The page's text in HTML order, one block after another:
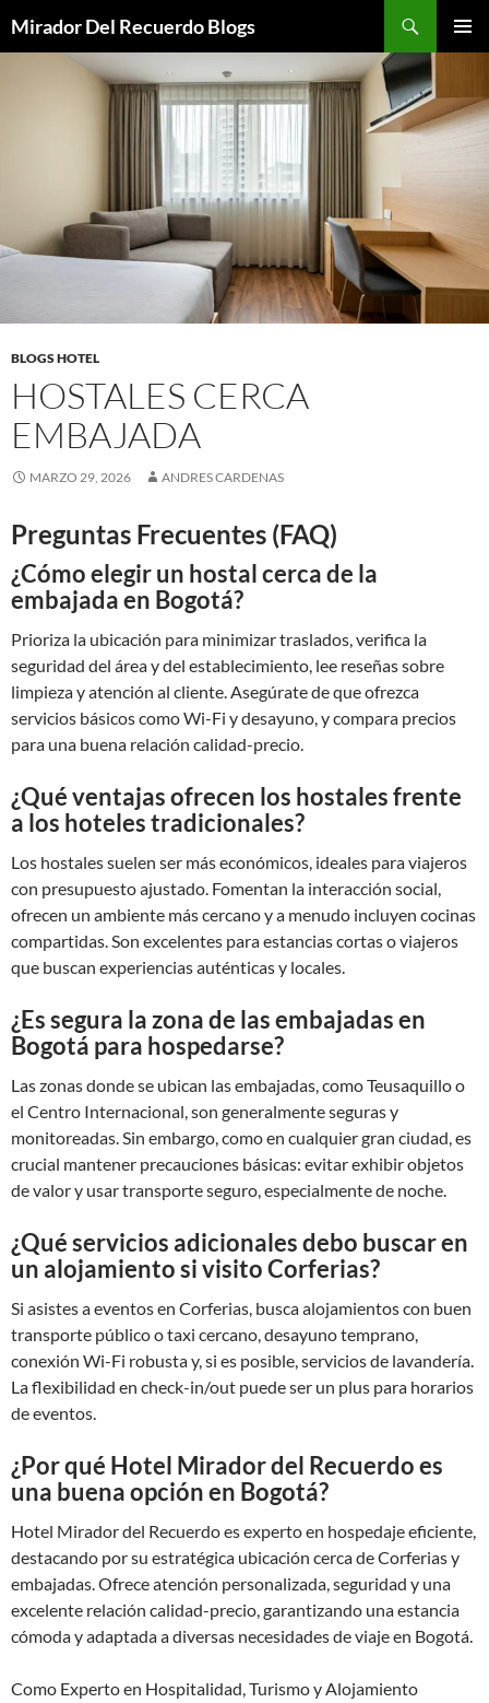
contenido
Mirador Del Recuerdo Blogs
BLOGS HOTEL
HOSTALES CERCA
EMBAJADA
MARZO 29, 2026 ANDRES CARDENAS
Preguntas Frecuentes (FAQ)
¿Cómo elegir un hostal cerca de la
embajada en Bogotá?
Prioriza la ubicación para minimizar traslados, verifica la
seguridad del área y del establecimiento, lee reseñas sobre
limpieza y atención al cliente. Asegúrate de que ofrezca
servicios básicos como Wi-Fi y desayuno, y compara precios
para una buena relación calidad-precio.
¿Qué ventajas ofrecen los hostales frente
a los hoteles tradicionales?
Los hostales suelen ser más económicos, ideales para viajeros
con presupuesto ajustado. Fomentan la interacción social,
ofrecen un ambiente más cercano y a menudo incluyen cocinas
compartidas. Son excelentes para estancias cortas o viajeros
que buscan experiencias auténticas y locales.
¿Es segura la zona de las embajadas en
Bogotá para hospedarse?
Las zonas donde se ubican las embajadas, como Teusaquillo o
el Centro Internacional, son generalmente seguras y
monitoreadas. Sin embargo, como en cualquier gran ciudad, es
crucial mantener precauciones básicas: evitar exhibir objetos
de valor y usar transporte seguro, especialmente de noche.
¿Qué servicios adicionales debo buscar en
un alojamiento si visito Corferias?
Si asistes a eventos en Corferias, busca alojamientos con buen
transporte público o taxi cercano, desayuno temprano,
conexión Wi-Fi robusta y, si es posible, servicios de lavandería.
La flexibilidad en check-in/out puede ser un plus para horarios
de eventos.
¿Por qué Hotel Mirador del Recuerdo es
una buena opción en Bogotá?
Hotel Mirador del Recuerdo es experto en hospedaje eficiente,
destacando por su estratégica ubicación cerca de Corferias y
embajadas. Ofrece atención personalizada, seguridad y una
excelente relación calidad-precio, garantizando una estancia
cómoda y adaptada a diversas necesidades de viaje en Bogotá.
Como Experto en Hospitalidad, Turismo y Alojamiento